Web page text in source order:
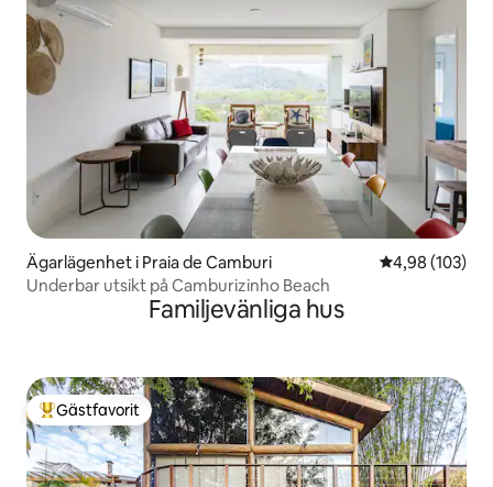
Ägarlägenhet i Praia de Camburi 4,98 av 5 i
4,98 (103)
Underbar utsikt på Camburizinho Beach
Familjevänliga hus
Populär gästfavorit
Gästfavorit